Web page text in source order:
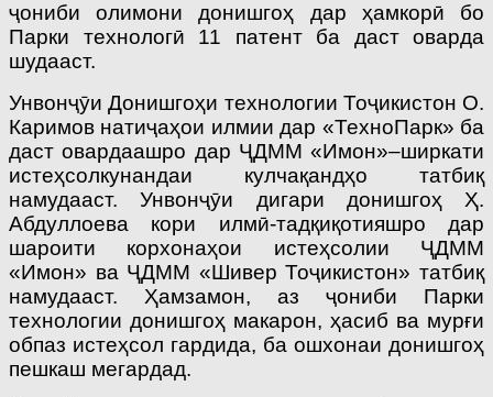
ҷониби олимони донишгоҳ дар ҳамкорӣ бо
Парки технологӣ 11 патент ба даст оварда
шудааст.
Унвонҷӯи Донишгоҳи технологии Тоҷикистон О.
Каримов натиҷаҳои илмии дар «ТехноПарк» ба
даст овардаашро дар ҶДММ «Имон»–ширкати
истеҳсолкунандаи кулчақандҳо татбиқ
намудааст. Унвонҷӯи дигари донишгоҳ Ҳ.
Абдуллоева кори илмӣ-тадқиқотияшро дар
шароити корхонаҳои истеҳсолии ҶДММ
«Имон» ва ҶДММ «Шивер Тоҷикистон» татбиқ
намудааст. Ҳамзамон, аз ҷониби Парки
технологии донишгоҳ макарон, ҳасиб ва мурғи
обпаз истеҳсол гардида, ба ошхонаи донишгоҳ
пешкаш мегардад.